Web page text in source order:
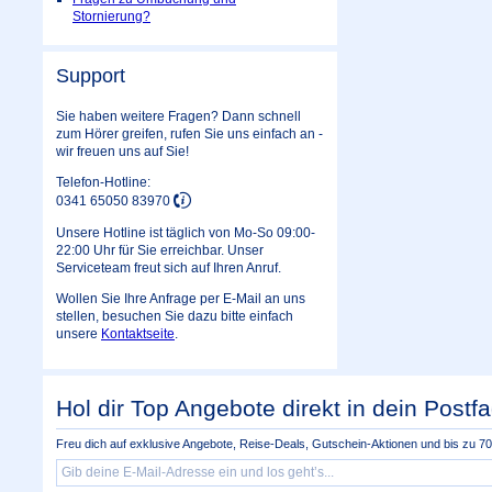
Stornierung?
Support
Sie haben weitere Fragen? Dann schnell
zum Hörer greifen, rufen Sie uns einfach an -
wir freuen uns auf Sie!
Telefon-Hotline:
0341 65050 83970
Unsere Hotline ist täglich von Mo-So 09:00-
22:00 Uhr für Sie erreichbar. Unser
Serviceteam freut sich auf Ihren Anruf.
Wollen Sie Ihre Anfrage per E-Mail an uns
stellen, besuchen Sie dazu bitte einfach
unsere Kontaktseite
Hol dir Top Angebote direkt in dein
Freu dich auf exklusive Angebote, Reise-Deals, Gutschein-Aktionen und bis zu